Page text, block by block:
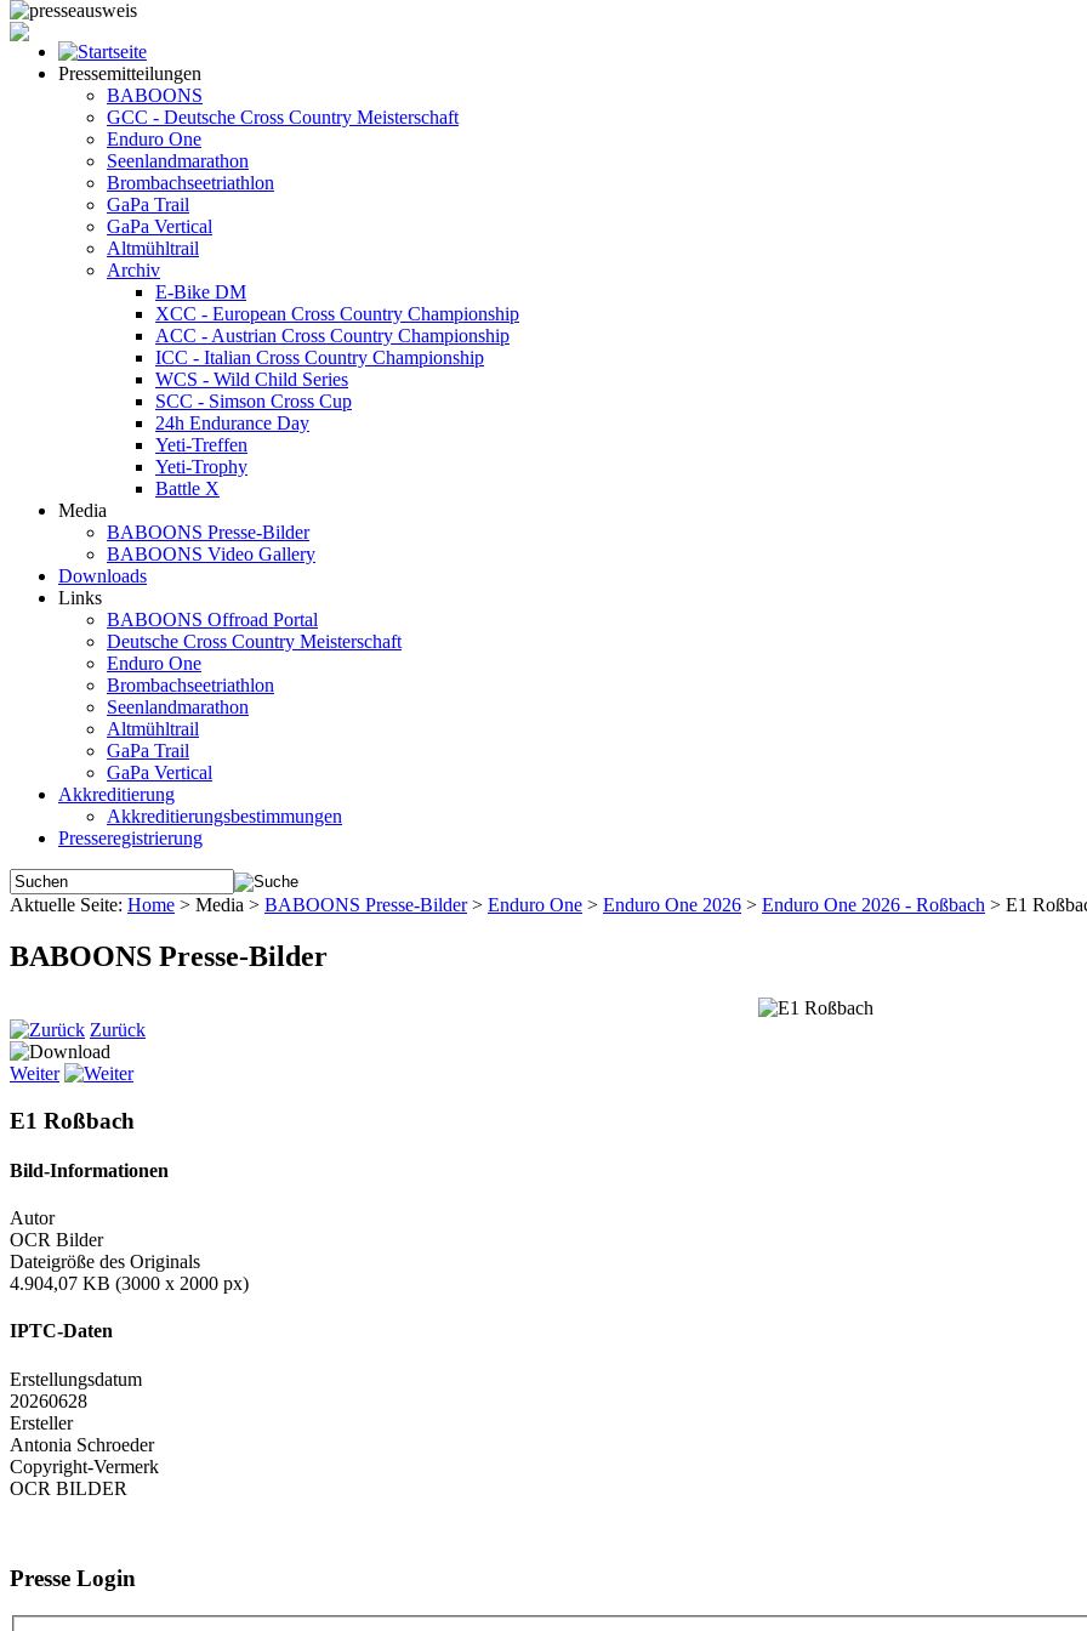
Pressemitteilungen
BABOONS
GCC - Deutsche Cross Country Meisterschaft
Enduro One
Seenlandmarathon
Brombachseetriathlon
GaPa Trail
GaPa Vertical
Altmühltrail
Archiv
E-Bike DM
XCC - European Cross Country Championship
ACC - Austrian Cross Country Championship
ICC - Italian Cross Country Championship
WCS - Wild Child Series
SCC - Simson Cross Cup
24h Endurance Day
Yeti-Treffen
Yeti-Trophy
Battle X
Media
BABOONS Presse-Bilder
BABOONS Video Gallery
Downloads
Links
BABOONS Offroad Portal
Deutsche Cross Country Meisterschaft
Enduro One
Brombachseetriathlon
Seenlandmarathon
Altmühltrail
GaPa Trail
GaPa Vertical
Akkreditierung
Akkreditierungsbestimmungen
Presseregistrierung
Aktuelle Seite: Home > Media > BABOONS Presse-Bilder> Enduro One > Enduro One 2026 > Enduro One 2026 - Roßbach > E1
BABOONS Presse-Bilder
Zurück
Weiter
E1 Roßbach
Bild-Informationen
Autor
OCR Bilder
Dateigröße des Originals
4.904,07 KB (3000 x 2000 px)
IPTC-Daten
Erstellungsdatum
20260628
Ersteller
Antonia Schroeder
Copyright-Vermerk
OCR BILDER
Presse Login